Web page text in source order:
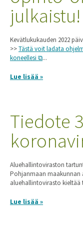
julkaistu!
Kevätlukukauden 2022
>>Tästä voit ladata
koneellesi
...
Lue lisää »
Tiedote
Aluehallintoviraston
Pohjanmaan maakunnan
aluehallintovirasto
Lue lisää »